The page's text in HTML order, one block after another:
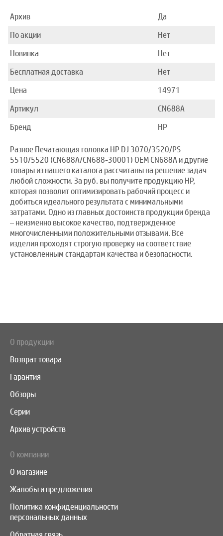
Архив
Да
По акции
Нет
Новинка
Нет
Бесплатная доставка
Нет
Цена
14971
Артикул
CN688A
Бренд
HP
Разное Печатающая головка HP DJ 3070/3520/PS
5510/5520 (CN688A/CN688-30001) OEM CN688A и другие
товары из нашего каталога рассчитаны на решение задач
любой сложности. За руб. вы получите продукцию HP,
которая позволит оптимизировать рабочий процесс и
добиться идеального результата с минимальными
затратами. Одно из главных достоинств продукции бренда
– неизменно высокое качество, подтвержденное
многочисленными положительными отзывами. Все
изделия проходят строгую проверку на соответствие
установленным стандартам качества и безопасности.
О продукции
Возврат товара
Гарантия
Обзоры
Серии
Архив устройств
О компании
О магазине
Жалобы и предложения
Политика конфиденциальности
персональных данных